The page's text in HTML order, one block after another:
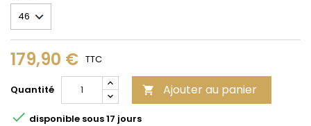
179,90 € TTC
Quantité  Ajouter au panier
 disponible sous 17 jours